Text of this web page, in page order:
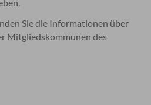
Sie die Informationen über
Mitgliedskommunen des